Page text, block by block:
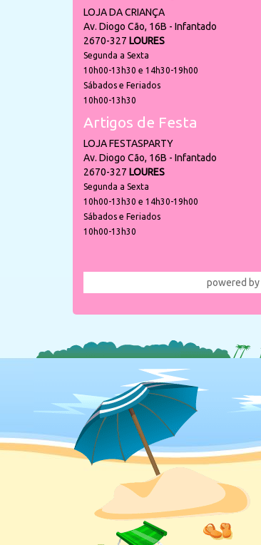
LOJA DA CRIANÇA
Av. Diogo Cão, 16B - Infantado
2670-327 LOURES
Segunda a Sexta
10h00-13h30 e 14h30-19h00
Sábados e Feriados
10h00-13h30
Artigos de Festa
LOJA FESTASPARTY
Av. Diogo Cão, 16B - Infantado
2670-327 LOURES
Segunda a Sexta
10h00-13h30 e 14h30-19h00
Sábados e Feriados
10h00-13h30
powered by